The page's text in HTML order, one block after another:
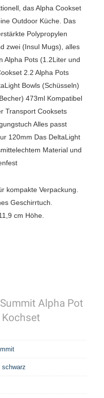
das Alpha Cookset
Outdoor Küche. Das
Polypropylen
zwei (Insul Mugs), alles
Alpha Pots (1.2Liter und
2.2 Alpha Pots
Bowls (Schüsseln)
473ml Kompatibel
Transport Cooksets
Alles passt
120mm Das DeltaLight
Material und
kompakte Verpackung.
Geschirrtuch.
cm Höhe.
Alpha Pot
schwarz